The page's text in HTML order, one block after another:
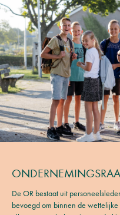
De OR bestaat uit
bevoegd om binnen de